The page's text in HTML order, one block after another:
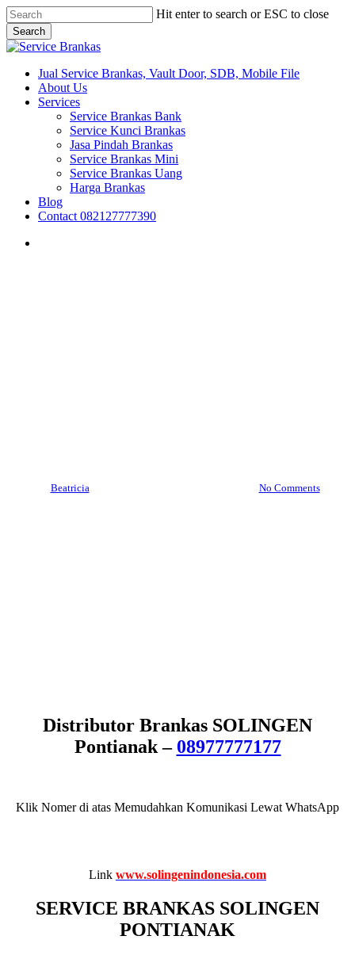
Skip
to
main
content
Hit enter to search or ESC to close
Search
Close
search
Menu
Jual Service Brankas, Vault Door, SDB, Mobile File
About Us
Services
Service Brankas Bank
Service Kunci Brankas
Jasa Pindah Brankas
Service Brankas Mini
Service Brankas Uang
Harga Brankas
Blog
Contact 082127777390
Beatricia No Comments
Distributor Brankas SOLINGEN
Pontianak – 08977777177
Klik Nomer di atas Memudahkan Komunikasi Lewat WhatsApp
Link www.solingenindonesia.com
SERVICE BRANKAS SOLINGEN
PONTIANAK